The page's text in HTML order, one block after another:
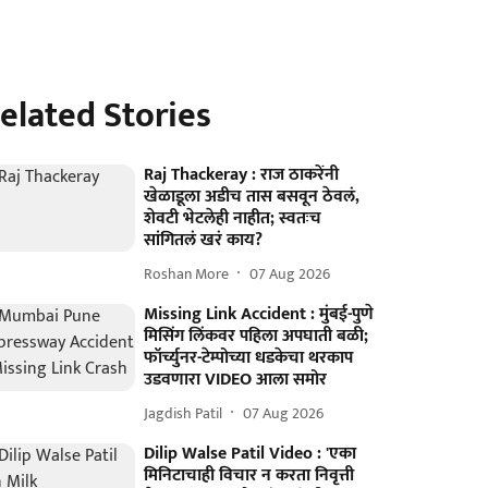
Stories
Raj Thackeray : राज ठाकरेंनी
खेळाडूला अडीच तास बसवून ठेवलं,
शेवटी भेटलेही नाहीत; स्वतःच
सांगितलं खरं काय?
Roshan More 07 Aug 2026
Missing Link Accident : मुंबई-पुणे
मिसिंग लिंकवर पहिला अपघाती बळी;
फॉर्च्युनर-टेम्पोच्या धडकेचा थरकाप
उडवणारा VIDEO आला समोर
Jagdish Patil 07 Aug 2026
Dilip Walse Patil Video : 'एका
मिनिटाचाही विचार न करता निवृत्ती